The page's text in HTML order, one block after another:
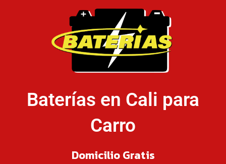
Baterías en Cali para
Carro
Domicilio Gratis